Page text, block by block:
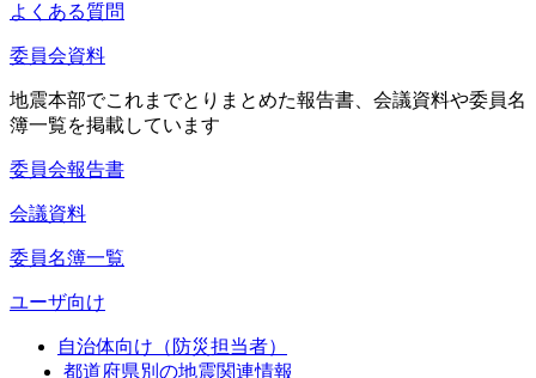
よくある質問
委員会資料
地震本部でこれまでとりまとめた報告書、会議資料や委員名
簿一覧を掲載しています
委員会報告書
会議資料
委員名簿一覧
ユーザ向け
自治体向け（防災担当者）
都道府県別の地震関連情報